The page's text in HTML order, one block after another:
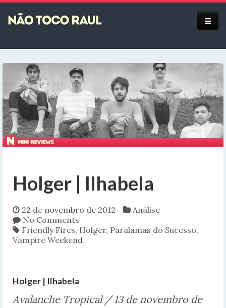
Equipe
Holger | Ilhabela
22 de novembro de 2012
Análise
No Comments
Friendly Fires, Holger, Paralamas do Sucesso,
Vampire Weekend
Holger | Ilhabela
Avalanche Tropical / 13 de novembro de